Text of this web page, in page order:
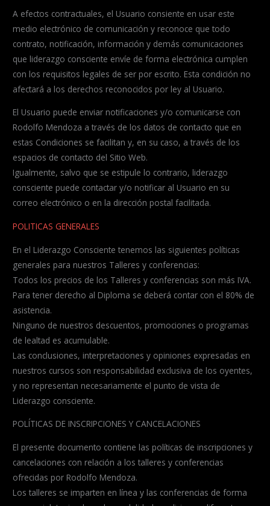
A efectos contractuales, el Usuario consiente en usar este
medio electrónico de comunicación y reconoce que todo
contrato, notificación, información y demás comunicaciones
que liderazgo consciente envíe de forma electrónica cumplen
con los requisitos legales de ser por escrito. Esta condición no
afectará a los derechos reconocidos por ley al Usuario.
El Usuario puede enviar notificaciones y/o comunicarse con
Rodolfo Mendoza a través de los datos de contacto que en
estas Condiciones se facilitan y, en su caso, a través de los
espacios de contacto del Sitio Web.
Igualmente, salvo que se estipule lo contrario, liderazgo
consciente puede contactar y/o notificar al Usuario en su
correo electrónico o en la dirección postal facilitada.
POLITICAS GENERALES
En el Liderazgo Consciente tenemos las siguientes políticas
generales para nuestros Talleres y conferencias:
Todos los precios de los Talleres y conferencias son más IVA.
Para tener derecho al Diploma se deberá contar con el 80% de
asistencia.
Ninguno de nuestros descuentos, promociones o programas
de lealtad es acumulable.
Las conclusiones, interpretaciones y opiniones expresadas en
nuestros cursos son responsabilidad exclusiva de los oyentes,
y no representan necesariamente el punto de vista de
Liderazgo consciente.
POLÍTICAS DE INSCRIPCIONES Y CANCELACIONES
El presente documento contiene las políticas de inscripciones y
cancelaciones con relación a los talleres y conferencias
ofrecidas por Rodolfo Mendoza.
Los talleres se imparten en línea y las conferencias de forma